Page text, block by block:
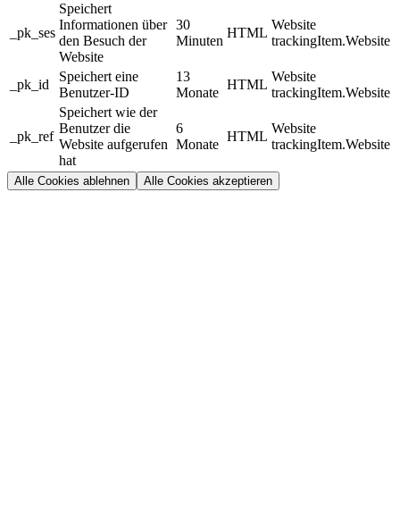
_pk_ses
Speichert
Informationen über
den Besuch der
Website
30
Minuten
HTML
Website
trackingItem.Website
_pk_id
Speichert eine
Benutzer-ID
13
Monate
HTML
Website
trackingItem.Website
_pk_ref
Speichert wie der
Benutzer die
Website aufgerufen
hat
6
Monate
HTML
Website
trackingItem.Website
Alle Cookies ablehnen Alle Cookies akzeptieren